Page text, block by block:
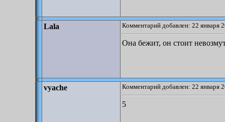
Lala Комментарий добавлен: 22 января
Она бежит, он стоит
vyache Комментарий добавлен: 22 января
5